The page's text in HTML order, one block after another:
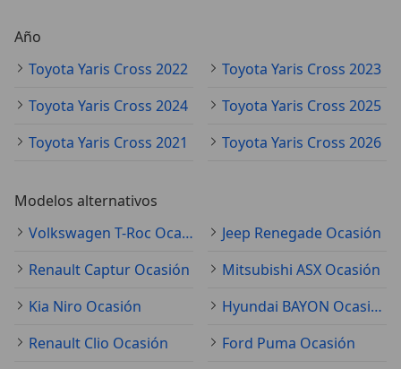
Año
Toyota Yaris Cross 2022
Toyota Yaris Cross 2023
Toyota Yaris Cross 2024
Toyota Yaris Cross 2025
Toyota Yaris Cross 2021
Toyota Yaris Cross 2026
Modelos alternativos
Volkswagen T-Roc Ocasión
Jeep Renegade Ocasión
Renault Captur Ocasión
Mitsubishi ASX Ocasión
Kia Niro Ocasión
Hyundai BAYON Ocasión
Renault Clio Ocasión
Ford Puma Ocasión